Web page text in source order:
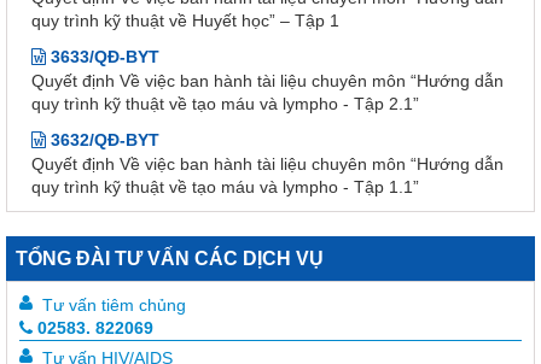
3633/QĐ-BYT
Quyết định Về việc ban hành tài liệu chuyên môn “Hướng dẫn
quy trình kỹ thuật về tạo máu và lympho - Tập 2.1”
3632/QĐ-BYT
Quyết định Về việc ban hành tài liệu chuyên môn “Hướng dẫn
quy trình kỹ thuật về tạo máu và lympho - Tập 1.1”
3634/QĐ-BYT
Quyết định Về việc ban hành tài liệu chuyên môn “Hướng dẫn
quy trình kỹ thuật về Răng Hàm Mặt – Tập 1”
3247 /QĐ-BYT
Quyết định Về việc ban hành tài liệu chuyên môn “Hướng dẫn
quy trình kỹ thuật về Huyết học”
914/QĐ-SYT
TỔNG ĐÀI TƯ VẤN CÁC DỊCH VỤ
Tư vấn tiêm chủng
02583. 822069
Tư vấn HIV/AIDS